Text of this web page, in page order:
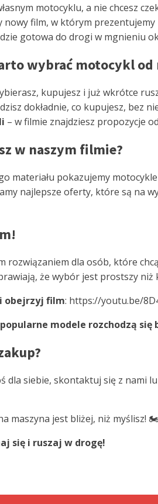
motocyklu, a nie chcesz
nowy film, w którym prezentujemy
gotowa do drogi w mgnieniu
wybrać motocykl od
kupujesz i już wkrótce
dokładnie, co kupujesz, bez
– w filmie znajdziesz propozycje
w naszym filmie?
materiału pokazujemy
najlepsze oferty, które są na
rozwiązaniem dla osób, które
że wybór jest prostszy niż
obejrzyj film: https://youtu.be/
modele rozchodzą się
dla siebie, skontaktuj się z nami
maszyna jest bliżej, niż myślisz!
się i ruszaj w drogę!